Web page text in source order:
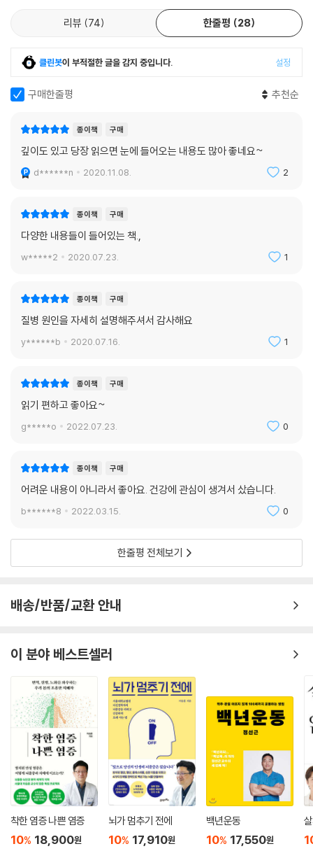
‘최소한’ 이 정도는 먹어야 결핍증이 생기지 않는다는 표현일 뿐입니다. 쉽
게 말해 결핍이 생기지 않는 최소량이라는 말입니다. 세포 기능이 최적화
되는 권장량은 따로 있습니다. 바로 ‘적정 섭취량(ODA)’입니다. 그래서 R
DA와 ODA는 영양소 용량에 굉장한 차이가 있습니다. 예를 들어 비타민 B
1의 RDA는 약 1mg 으로 되어 있지만 ODA는 약 50~100mg입니다. 비
타민 B1은 그 만큼 많이 먹어도 문제가 없고 오히려 세포 기능을 적절하게
놓아도 좋다. 언제든 찾아보고 들여다볼 수 있도록. 이 책은 천군만마보다
든든한, 세상에 단 하나뿐인 건강서로서 우리를 ‘이기는 몸’의 진정한 주인
리뷰 74 한줄평 28
클린봇이 부적절한 글을 감지 중입니다. 설정
구매한줄평 추천순
종이책 구매
깊이도 있고 당장 읽으면 눈에 들어오는 내용도 많아 좋네요~
d******n 2020.11.08. 2
종이책 구매
다양한 내용들이 들어있는 책.,
w*****2 2020.07.23. 1
종이책 구매
질병 원인을 자세히 설명해주셔서 감사해요
y******b 2020.07.16. 1
종이책 구매
읽기 편하고 좋아요~
g*****o 2022.07.23. 0
종이책 구매
어려운 내용이 아니라서 좋아요. 건강에 관심이 생겨서 샀습니다.
b******8 2022.03.15. 0
한줄평 전체보기
배송/반품/교환 안내
이 분야 베스트셀러
착한 염증 나쁜 염증
10% 18,900원
뇌가 멈추기 전에
10% 17,910원
백년운동
10% 17,550원